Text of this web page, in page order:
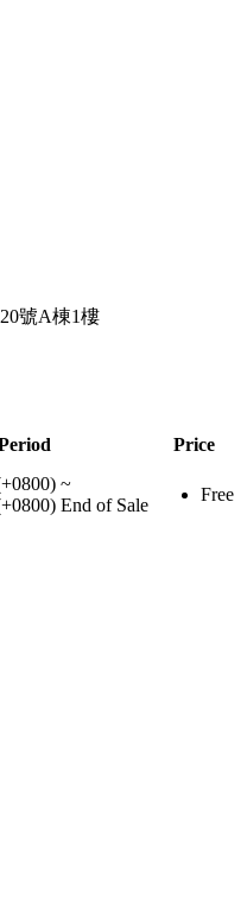
號A棟1樓
Price
~
End of Sale
Free